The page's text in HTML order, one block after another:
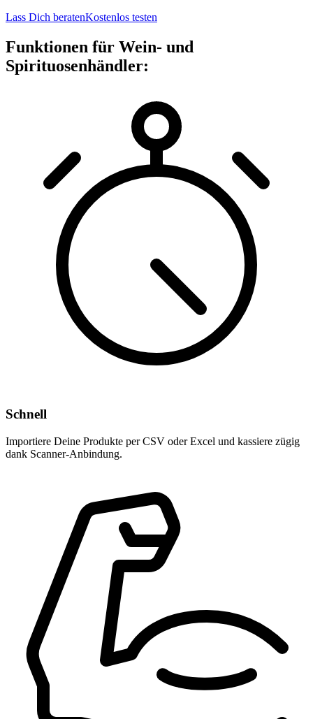
Lass Dich beratenKostenlos testen
Funktionen für Wein- und
Spirituosenhändler:
Schnell
Importiere Deine Produkte per CSV oder Excel und kassiere zügig
dank Scanner-Anbindung.